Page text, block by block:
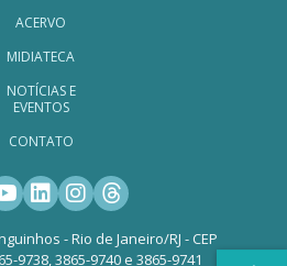
ACERVO
MIDIATECA
NOTÍCIAS E
EVENTOS
CONTATO
Youtube
LinkedIn
Instagram
Threads
- Rio de Janeiro/RJ - CEP
9738, 3865-9740 e 3865-9741